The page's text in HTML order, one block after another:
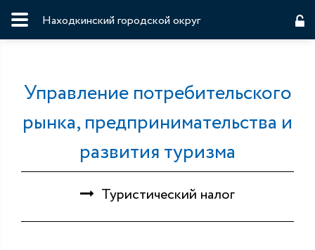
Находкинский городской округ
Управление потребительского
рынка, предпринимательства и
развития туризма
Туристический налог